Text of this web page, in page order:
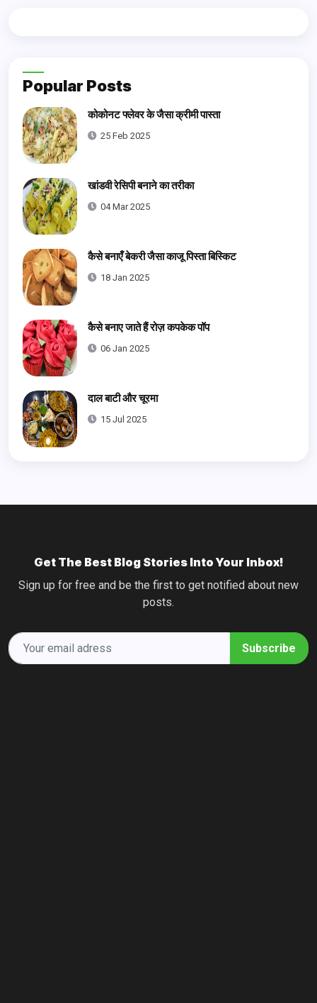
Popular Posts
कोकोनट फ्लेवर के जैसा क्रीमी पास्ता
25 Feb 2025
खांडवी रेसिपी बनाने का तरीका
04 Mar 2025
कैसे बनाएँ बेकरी जैसा काजू पिस्ता बिस्किट
18 Jan 2025
कैसे बनाए जाते हैं रोज़ कपकेक पॉप
06 Jan 2025
दाल बाटी और चूरमा
15 Jul 2025
Get The Best Blog Stories Into Your Inbox!
Sign up for free and be the first to get notified about new
posts.
Subscribe